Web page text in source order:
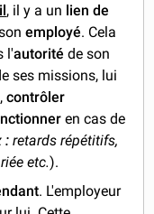
, il y a un lien de
employé. Cela
l'autorité de son
ses missions, lui
,contrôler
en cas de
: retards répétitifs,
etc.).
. L'employeur